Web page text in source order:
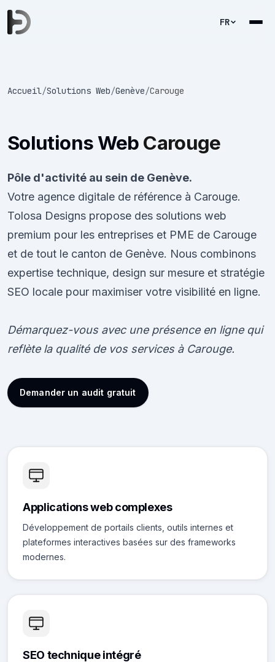
FR
Accueil/Solutions Web/Genève/Carouge
Solutions Web Carouge
Pôle d'activité au sein de Genève.
Votre agence digitale de référence à Carouge.
Tolosa Designs propose des solutions web
premium pour les entreprises et PME de Carouge
et de tout le canton de Genève. Nous combinons
expertise technique, design sur mesure et stratégie
SEO locale pour maximiser votre visibilité en ligne.
Démarquez-vous avec une présence en ligne qui
reflète la qualité de vos services à Carouge.
Demander un audit gratuit
Applications web complexes
Développement de portails clients, outils internes et
plateformes interactives basées sur des frameworks
modernes.
SEO technique intégré